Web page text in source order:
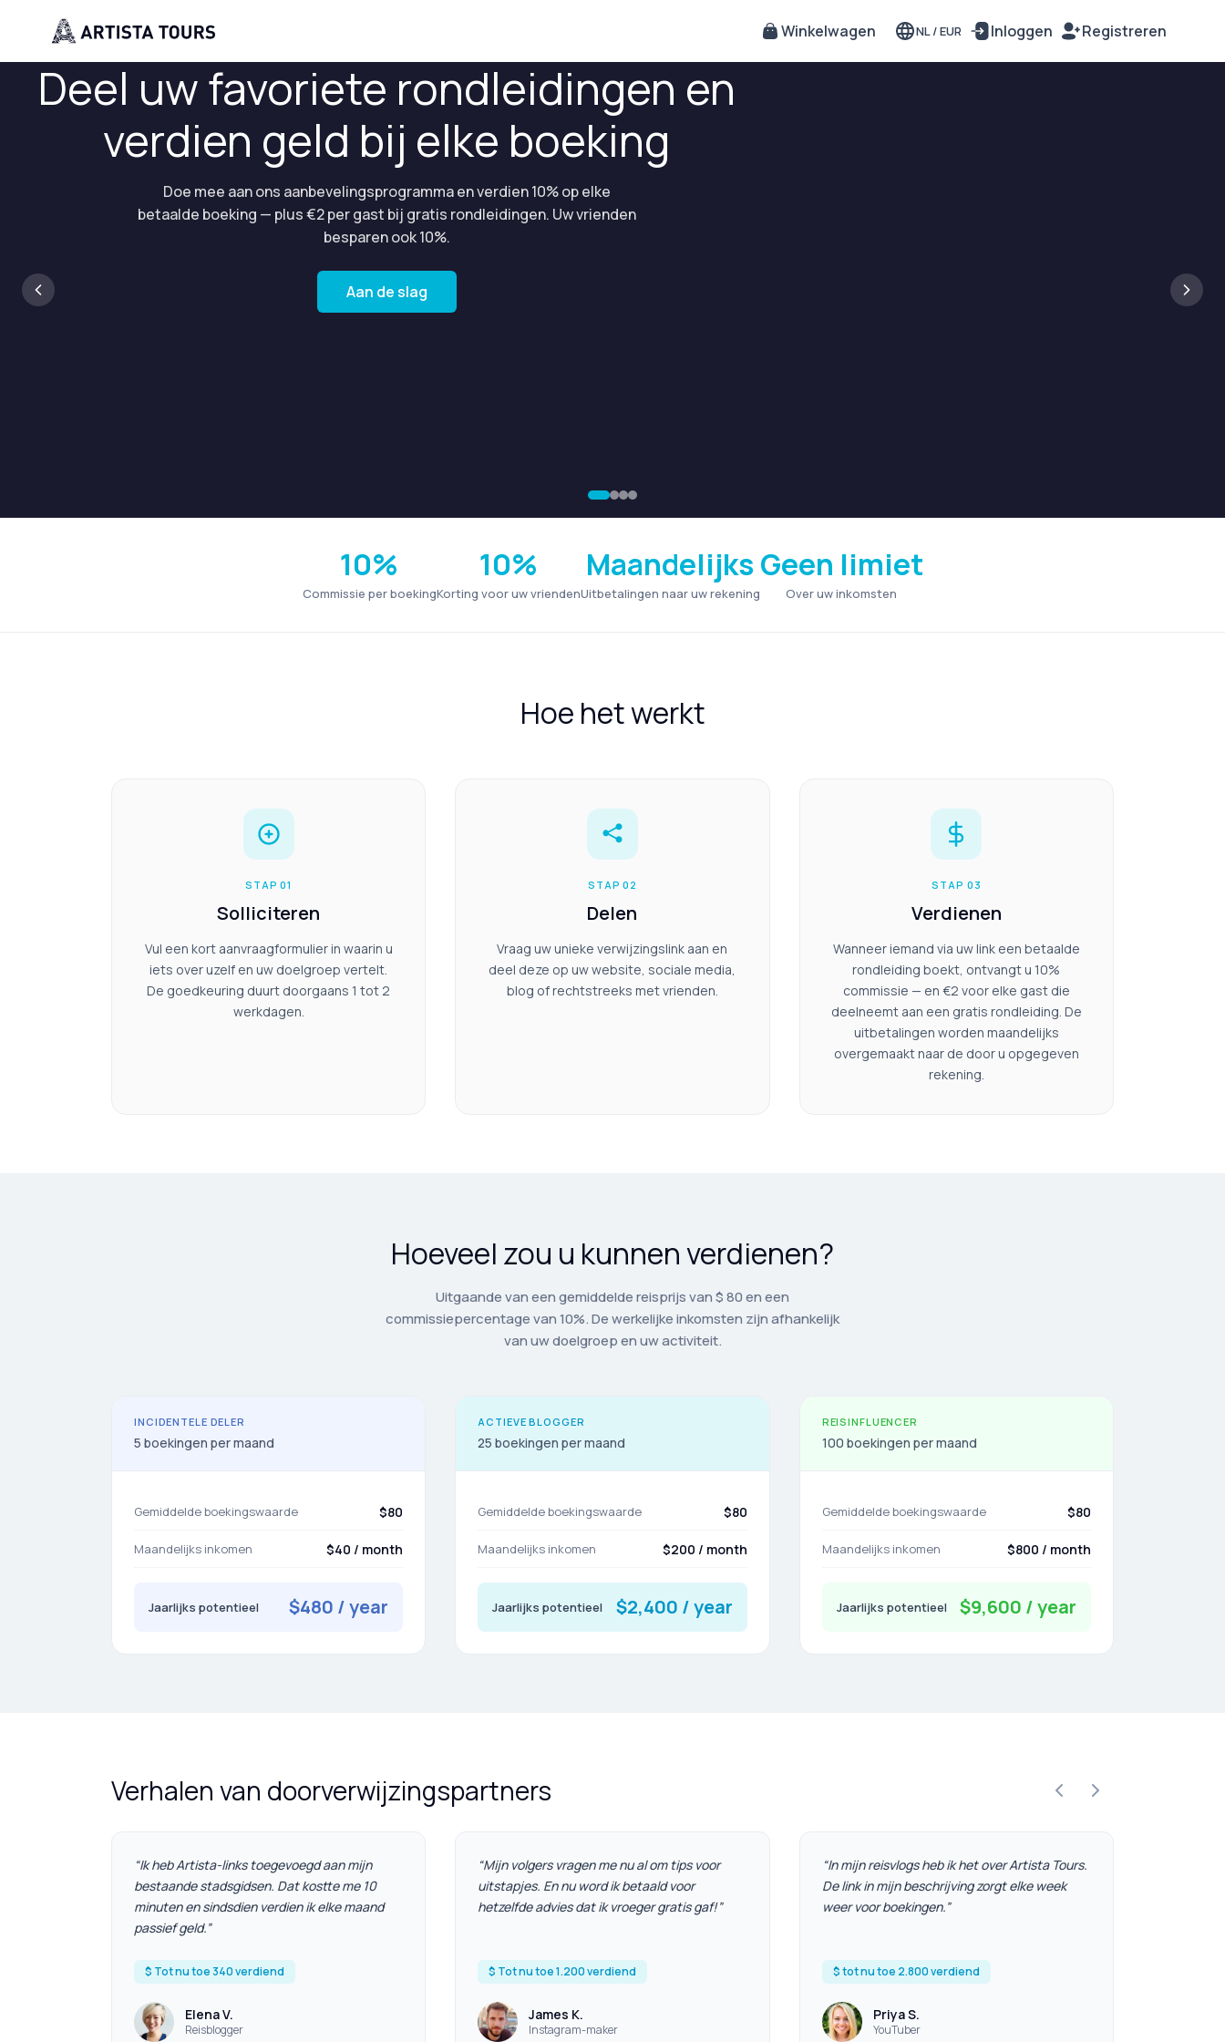
Winkelwagen NL /EUR Inloggen Registreren
Deel uw favoriete rondleidingen en
verdien geld bij elke boeking
Doe mee aan ons aanbevelingsprogramma en verdien 10% op elke
betaalde boeking — plus €2 per gast bij gratis rondleidingen. Uw vrienden
besparen ook 10%.
Aan de slag
10%
Commissie per boeking
10%
Korting voor uw vrienden
Maandelijks
Uitbetalingen naar uw rekening
Geen limiet
Over uw inkomsten
Hoe het werkt
STAP 01
Solliciteren
Vul een kort aanvraagformulier in waarin u
iets over uzelf en uw doelgroep vertelt.
De goedkeuring duurt doorgaans 1 tot 2
werkdagen.
STAP 02
Delen
Vraag uw unieke verwijzingslink aan en
deel deze op uw website, sociale media,
blog of rechtstreeks met vrienden.
STAP 03
Verdienen
Wanneer iemand via uw link een betaalde
rondleiding boekt, ontvangt u 10%
commissie — en €2 voor elke gast die
deelneemt aan een gratis rondleiding. De
uitbetalingen worden maandelijks
overgemaakt naar de door u opgegeven
rekening.
Hoeveel zou u kunnen verdienen?
Uitgaande van een gemiddelde reisprijs van $ 80 en een
commissiepercentage van 10%. De werkelijke inkomsten zijn afhankelijk
van uw doelgroep en uw activiteit.
INCIDENTELE DELER
5 boekingen per maand
Gemiddelde boekingswaarde $80
Maandelijks inkomen $40 / month
Jaarlijks potentieel $480 / year
ACTIEVE BLOGGER
25 boekingen per maand
Gemiddelde boekingswaarde $80
Maandelijks inkomen $200 / month
Jaarlijks potentieel $2,400 / year
REISINFLUENCER
100 boekingen per maand
Gemiddelde boekingswaarde $80
Maandelijks inkomen $800 / month
Jaarlijks potentieel $9,600 / year
Verhalen van doorverwijzingspartners
“Ik heb Artista-links toegevoegd aan mijn
bestaande stadsgidsen. Dat kostte me 10
minuten en sindsdien verdien ik elke maand
passief geld.”
$ Tot nu toe 340 verdiend
Elena V.
Reisblogger
“Mijn volgers vragen me nu al om tips voor
uitstapjes. En nu word ik betaald voor
hetzelfde advies dat ik vroeger gratis gaf!”
$ Tot nu toe 1.200 verdiend
James K.
Instagram-maker
“In mijn reisvlogs heb ik het over Artista Tours.
De link in mijn beschrijving zorgt elke week
weer voor boekingen.”
$ tot nu toe 2.800 verdiend
Priya S.
YouTuber